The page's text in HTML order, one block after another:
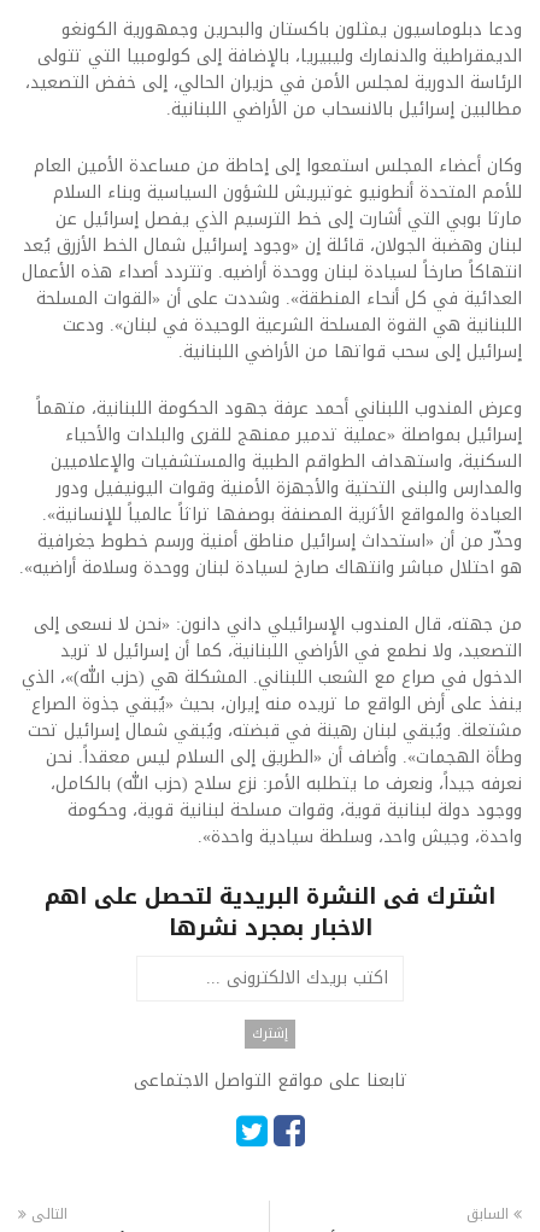
ودعا دبلوماسيون يمثلون باكستان والبحرين وجمهورية الكونغو
الديمقراطية والدنمارك وليبيريا، بالإضافة إلى كولومبيا التي تتولى
الرئاسة الدورية لمجلس الأمن في حزيران الحالي، إلى خفض التصعيد،
مطالبين إسرائيل بالانسحاب من الأراضي اللبنانية.
وكان أعضاء المجلس استمعوا إلى إحاطة من مساعدة الأمين العام
للأمم المتحدة أنطونيو غوتيريش للشؤون السياسية وبناء السلام
مارثا بوبي التي أشارت إلى خط الترسيم الذي يفصل إسرائيل عن
لبنان وهضبة الجولان، قائلة إن «وجود إسرائيل شمال الخط الأزرق يُعد
انتهاكاً صارخاً لسيادة لبنان ووحدة أراضيه. وتتردد أصداء هذه الأعمال
العدائية في كل أنحاء المنطقة». وشددت على أن «القوات المسلحة
اللبنانية هي القوة المسلحة الشرعية الوحيدة في لبنان». ودعت
إسرائيل إلى سحب قواتها من الأراضي اللبنانية.
وعرض المندوب اللبناني أحمد عرفة جهود الحكومة اللبنانية، متهماً
إسرائيل بمواصلة «عملية تدمير ممنهج للقرى والبلدات والأحياء
السكنية، واستهداف الطواقم الطبية والمستشفيات والإعلاميين
والمدارس والبنى التحتية والأجهزة الأمنية وقوات اليونيفيل ودور
العبادة والمواقع الأثرية المصنفة بوصفها تراثاً عالمياً للإنسانية».
وحذّر من أن «استحداث إسرائيل مناطق أمنية ورسم خطوط جغرافية
هو احتلال مباشر وانتهاك صارخ لسيادة لبنان ووحدة وسلامة أراضيه».
من جهته، قال المندوب الإسرائيلي داني دانون: «نحن لا نسعى إلى
التصعيد، ولا نطمع في الأراضي اللبنانية، كما أن إسرائيل لا تريد
الدخول في صراع مع الشعب اللبناني. المشكلة هي (حزب الله)»، الذي
ينفذ على أرض الواقع ما تريده منه إيران، بحيث «يُبقي جذوة الصراع
مشتعلة. ويُبقي لبنان رهينة في قبضته، ويُبقي شمال إسرائيل تحت
وطأة الهجمات». وأضاف أن «الطريق إلى السلام ليس معقداً. نحن
نعرفه جيداً، ونعرف ما يتطلبه الأمر: نزع سلاح (حزب الله) بالكامل،
ووجود دولة لبنانية قوية، وقوات مسلحة لبنانية قوية، وحكومة
واحدة، وجيش واحد، وسلطة سيادية واحدة».
اشترك فى النشرة البريدية لتحصل على اهم
الاخبار بمجرد نشرها
تابعنا على مواقع التواصل الاجتماعى
السابق التالى